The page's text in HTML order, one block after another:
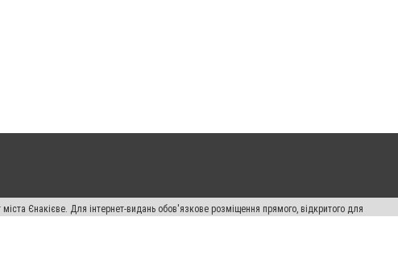
Єнакієве. Для інтернет-видань обов'язкове розміщення прямого, відкритого для